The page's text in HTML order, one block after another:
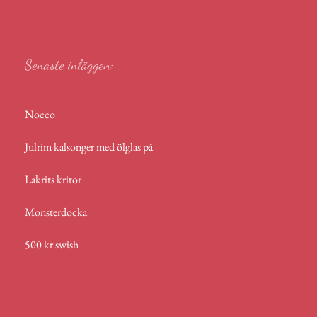
Senaste inläggen:
Nocco
Julrim kalsonger med ölglas på
Lakrits kritor
Monsterdocka
500 kr swish